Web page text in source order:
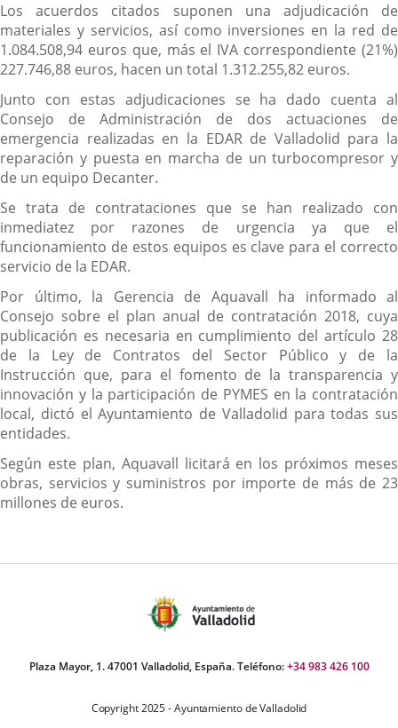
Los acuerdos citados suponen una adjudicación de
materiales y servicios, así como inversiones en la red de
1.084.508,94 euros que, más el IVA correspondiente (21%)
227.746,88 euros, hacen un total 1.312.255,82 euros.
Junto con estas adjudicaciones se ha dado cuenta al
Consejo de Administración de dos actuaciones de
emergencia realizadas en la EDAR de Valladolid para la
reparación y puesta en marcha de un turbocompresor y
de un equipo Decanter.
Se trata de contrataciones que se han realizado con
inmediatez por razones de urgencia ya que el
funcionamiento de estos equipos es clave para el correcto
servicio de la EDAR.
Por último, la Gerencia de Aquavall ha informado al
Consejo sobre el plan anual de contratación 2018, cuya
publicación es necesaria en cumplimiento del artículo 28
de la Ley de Contratos del Sector Público y de la
Instrucción que, para el fomento de la transparencia y
innovación y la participación de PYMES en la contratación
local, dictó el Ayuntamiento de Valladolid para todas sus
entidades.
Según este plan, Aquavall licitará en los próximos meses
obras, servicios y suministros por importe de más de 23
millones de euros.
Plaza Mayor, 1. 47001 Valladolid, España. Teléfono:+34 983 426 100
Copyright 2025 - Ayuntamiento de Valladolid